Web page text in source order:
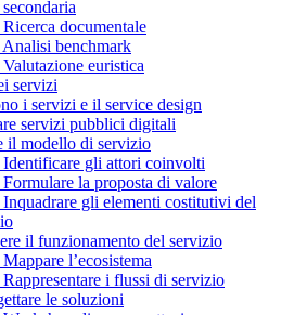
documentale
benchmark
euristica
servizi
i servizi e il service design
servizi pubblici digitali
il modello di servizio
Identificare gli attori coinvolti
Formulare la proposta di valore
Inquadrare gli elementi costitutivi del
il funzionamento del servizio
l’ecosistema
i flussi di servizio
le soluzioni